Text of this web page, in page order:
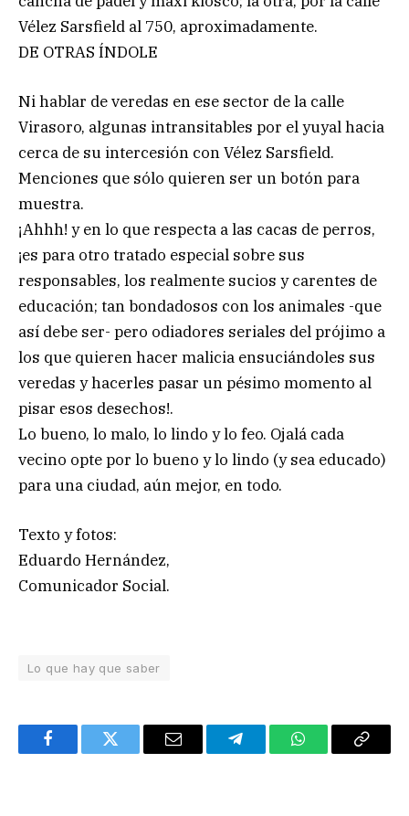
Vélez Sarsfield al 750, aproximadamente.
DE OTRAS ÍNDOLE
Ni hablar de veredas en ese sector de la calle
Virasoro, algunas intransitables por el yuyal hacia
cerca de su intercesión con Vélez Sarsfield.
Menciones que sólo quieren ser un botón para
muestra.
¡Ahhh! y en lo que respecta a las cacas de perros,
¡es para otro tratado especial sobre sus
responsables, los realmente sucios y carentes de
educación; tan bondadosos con los animales -que
así debe ser- pero odiadores seriales del prójimo a
los que quieren hacer malicia ensuciándoles sus
veredas y hacerles pasar un pésimo momento al
pisar esos desechos!.
Lo bueno, lo malo, lo lindo y lo feo. Ojalá cada
vecino opte por lo bueno y lo lindo (y sea educado)
para una ciudad, aún mejor, en todo.
Texto y fotos:
Eduardo Hernández,
Comunicador Social.
Lo que hay que saber
FacebookTwitter Email TelegramWhatsAppCopy